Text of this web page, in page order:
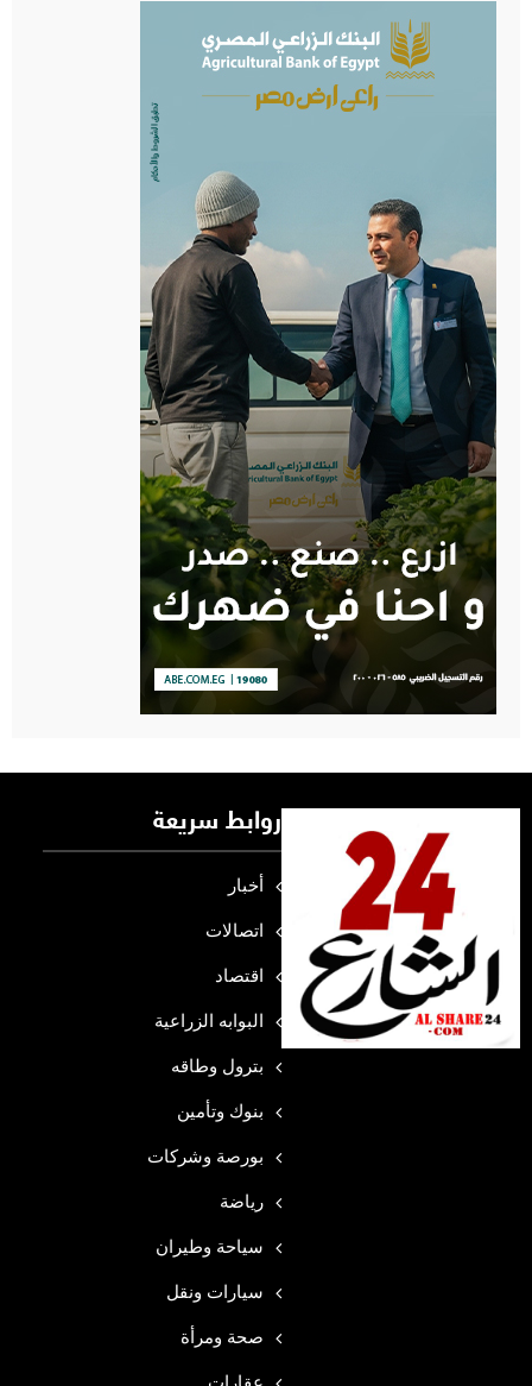
روابط سريعة
أخبار
اتصالات
اقتصاد
البوابه الزراعية
بترول وطاقه
بنوك وتأمين
بورصة وشركات
رياضة
سياحة وطيران
سيارات ونقل
صحة ومرأة